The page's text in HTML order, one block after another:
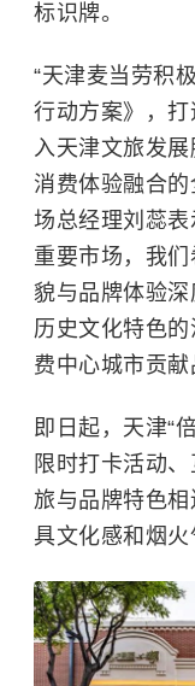
标识牌。
“天津麦当劳积
行动方案》，打
入天津文旅发
消费体验融合
场总经理刘蕊
重要市场，我
貌与品牌体验
历史文化特色
费中心城市贡献
即日起，天津“
限时打卡活动
旅与品牌特色
具文化感和烟火